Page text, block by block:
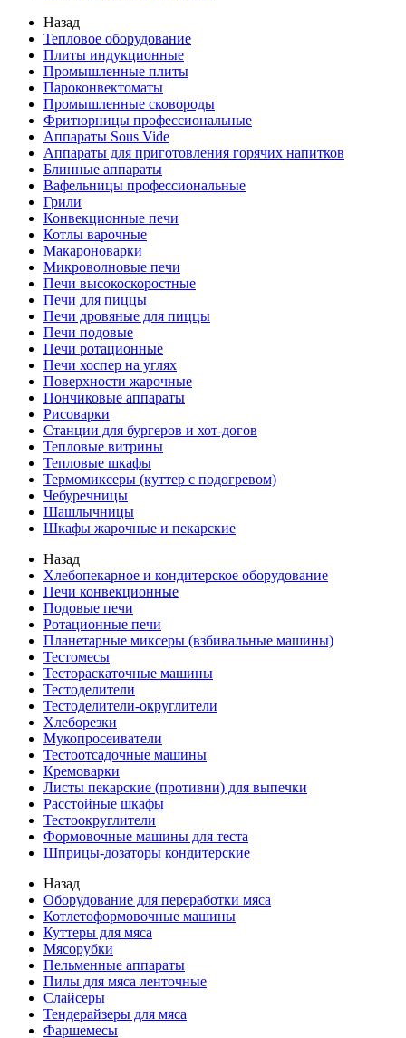
Назад
Тепловое оборудование
Плиты индукционные
Промышленные плиты
Пароконвектоматы
Промышленные сковороды
Фритюрницы профессиональные
Аппараты Sous Vide
Аппараты для приготовления горячих напитков
Блинные аппараты
Вафельницы профессиональные
Грили
Конвекционные печи
Котлы варочные
Макароноварки
Микроволновые печи
Печи высокоскоростные
Печи для пиццы
Печи дровяные для пиццы
Печи подовые
Печи ротационные
Печи хоспер на углях
Поверхности жарочные
Пончиковые аппараты
Рисоварки
Станции для бургеров и хот-догов
Тепловые витрины
Тепловые шкафы
Термомиксеры (куттер с подогревом)
Чебуречницы
Шашлычницы
Шкафы жарочные и пекарские
Назад
Хлебопекарное и кондитерское оборудование
Печи конвекционные
Подовые печи
Ротационные печи
Планетарные миксеры (взбивальные машины)
Тестомесы
Тестораскаточные машины
Тестоделители
Тестоделители-округлители
Хлеборезки
Мукопросеиватели
Тестоотсадочные машины
Кремоварки
Листы пекарские (противни) для выпечки
Расстойные шкафы
Тестоокруглители
Формовочные машины для теста
Шприцы-дозаторы кондитерские
Назад
Оборудование для переработки мяса
Котлетоформовочные машины
Куттеры для мяса
Мясорубки
Пельменные аппараты
Пилы для мяса ленточные
Слайсеры
Тендерайзеры для мяса
Фаршемесы